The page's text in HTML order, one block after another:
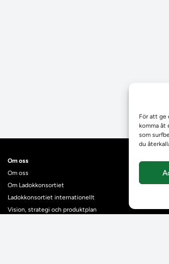
För att ge
komma åt
som
du
Om oss
Om oss
Om Ladokkonsortiet
Ladokkonsortiet internationellt
Vision, strategi och produktplan